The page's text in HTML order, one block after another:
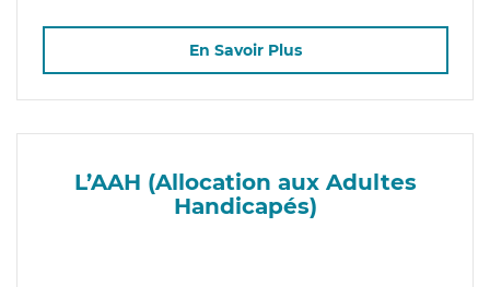
En Savoir Plus
L’AAH (Allocation aux Adultes
Handicapés)